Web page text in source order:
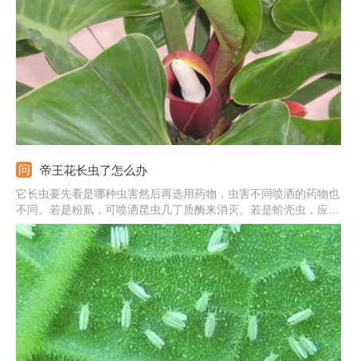
活。沙性土壤最合适养殖它。它喜欢偏干一些的环境。不要使土壤
太过潮湿。
帝王花长虫了怎么办
它长虫要先看是哪种虫害然后再选用药物，虫害不同喷洒的药物也
不同。若是粉虱，可喷洒昆虫几丁质酶来消灭。若是蚧壳虫，应喷
洒氧化乐果药物。病症主要是叶斑病和炭疽病，会危害叶片，也要
喷洒药物。此外，后期养护时要多通风，提供适宜的生长环境，减
少病害发生。